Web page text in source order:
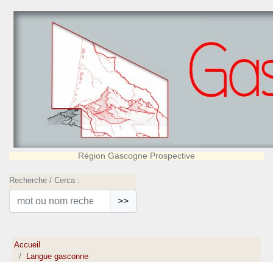
Région Gascogne Prospective
Recherche / Cerca :
>>
Accueil
Langue gasconne